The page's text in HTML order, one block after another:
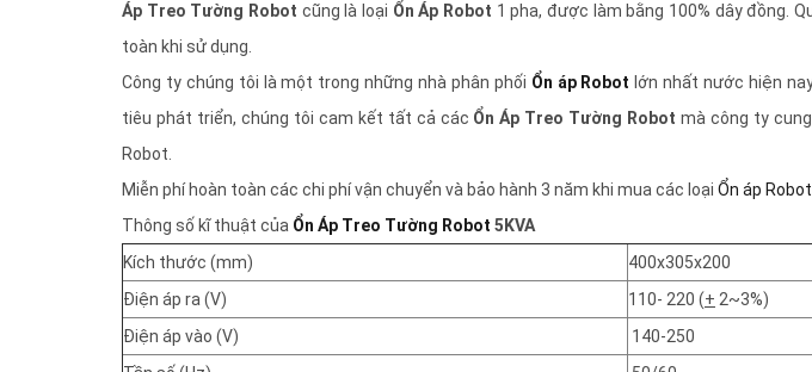
Áp Treo Tường Robot cũng là loại Ổn Áp Robot 1 pha, được làm bằng 100% dây đồng.
toàn khi sử dụng.
Công ty chúng tôi là một trong những nhà phân phối Ổn áp Robot lớn nhất nước hiện
tiêu phát triển, chúng tôi cam kết tất cả các Ổn Áp Treo Tường Robot mà công ty
Robot.
Miễn phí hoàn toàn các chi phí vận chuyển và bảo hành 3 năm khi mua các loại Ổn áp Robot
Thông số kĩ thuật của Ổn Áp Treo Tường Robot 5KVA
Kích thước (mm)
400x305x200
Điện áp ra (V)
110- 220 (+ 2~3%)
Điện áp vào (V)
140-250